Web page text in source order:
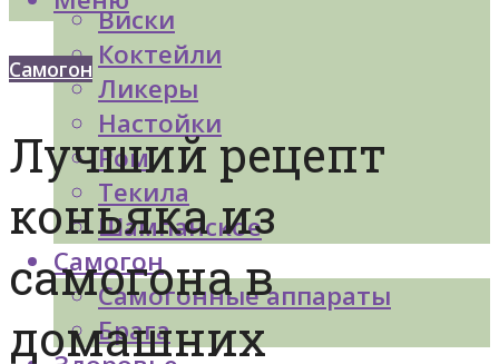
Виски
Коктейли
Ликеры
Настойки
Ром
Текила
Шампанское
Самогон
Самогонные аппараты
Брага
Самогон
Лучший рецепт
коньяка из
самогона в
домашних